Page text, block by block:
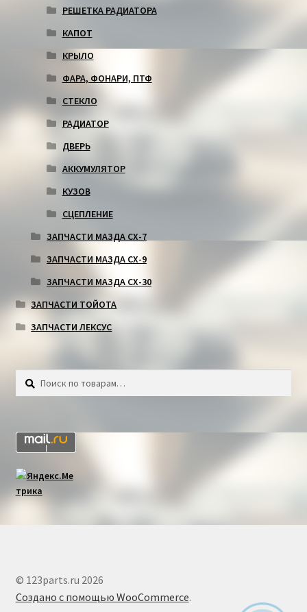
РЕШЕТКА РАДИАТОРА
КАПОТ
КРЫЛО
ФАРА, ФОНАРИ, ПТФ
СТЕКЛО
РАДИАТОР
ДВЕРЬ
АККУМУЛЯТОР
КУЗОВ
СЦЕПЛЕНИЕ
ЗАПЧАСТИ МАЗДА СХ-7
ЗАПЧАСТИ МАЗДА СХ-9
ЗАПЧАСТИ МАЗДА СХ-30
ЗАПЧАСТИ ТОЙОТА
ЗАПЧАСТИ ЛЕКСУС
Искать:
Поиск
© 123parts.ru 2026
Создано с помощью WooCommerce.